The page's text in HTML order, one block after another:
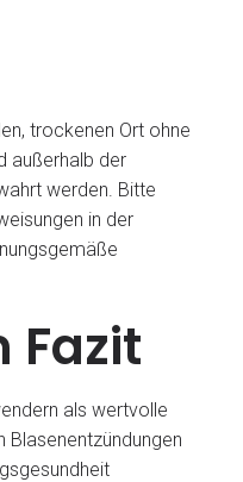
trockenen Ort ohne
außerhalb der
werden. Bitte
in der
Fazit
als wertvolle
Blasenentzündungen